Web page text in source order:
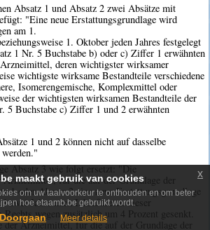
Absatz 1 und Absatz 2 zwei Absätze mit
"Eine neue Erstattungsgrundlage wird
am 1.
1. Oktober jeden Jahres festgelegt
1 Nr. 5 Buchstabe b) oder c) Ziffer 1 erwähnten
deren wichtigster wirksamer
wichtigste wirksame Bestandteile verschiedene
Isomerengemische, Komplexmittel oder
der wichtigsten wirksamen Bestandteile der
5 Buchstabe c) Ziffer 1 und 2 erwähnten
1 und 2 können nicht auf dasselbe
Absatz 3 wie folgt ersetzt: "Die
Arzneimittel, für die auf der Grundlage der
1 oder Absatz 2 eine neue Erstattungsgrundlage
zwei Jahre nach Inkrafttreten dieser
wegen zusätzlich um 4 Prozent gesenkt.
der Arzneimittel, für die auf der Grundlage der
maakt gebruik van cookies
om uw taalvoorkeur te onthouden en om beter
hoe etaamb.be gebruikt wordt.
Doorgaan Meer details
x